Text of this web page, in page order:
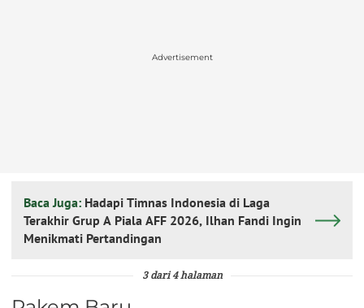
Advertisement
Baca Juga: Hadapi Timnas Indonesia di Laga
Terakhir Grup A Piala AFF 2026, Ilhan Fandi Ingin
Menikmati Pertandingan
3 dari 4 halaman